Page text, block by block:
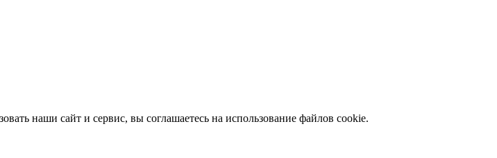
наши сайт и сервис, вы соглашаетесь на использование файлов сookie.